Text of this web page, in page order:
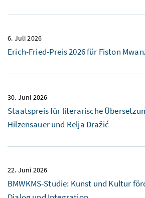
6. Juli 2026
Erich-Fried-Preis 2026 für Fiston
30. Juni 2026
Staatspreis für literarische
Hilzensauer und Relja Dražić
22. Juni 2026
BMWKMS-Studie: Kunst und Kultur